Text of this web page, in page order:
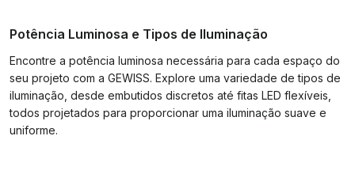
Potência Luminosa e Tipos de Iluminação
Encontre a potência luminosa necessária para cada espaço do
seu projeto com a GEWISS. Explore uma variedade de tipos de
iluminação, desde embutidos discretos até fitas LED flexíveis,
todos projetados para proporcionar uma iluminação suave e
uniforme.